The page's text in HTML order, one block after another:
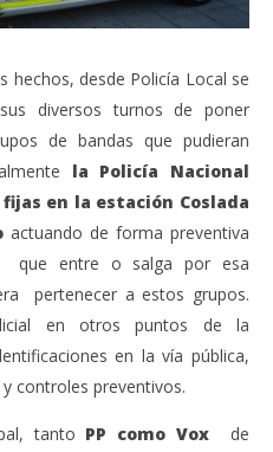
hechos, desde Policía Local se
diversos turnos de poner
de bandas que pudieran
la Policía Nacional
en la estación Coslada
actuando de forma preventiva
que entre o salga por esa
pertenecer a estos grupos.
en otros puntos de la
en la vía pública,
controles preventivos.
tanto PP como Vox de